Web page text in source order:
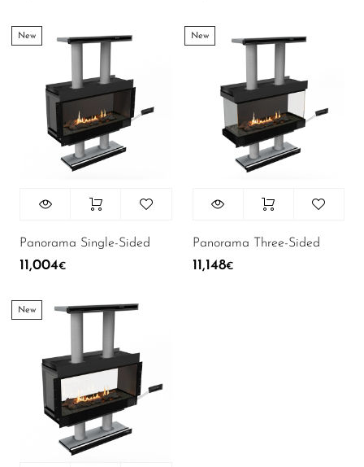
New
Panorama Single-Sided
11,004€
New
Panorama Three-Sided
11,148€
New